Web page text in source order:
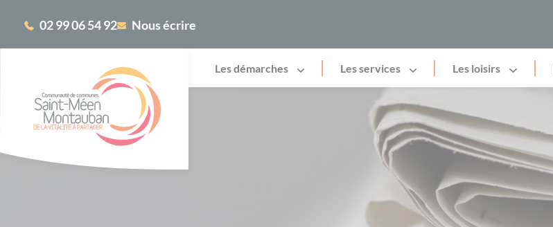
02 99 06 54 92 Nous écrire
Les démarches Les services Les loisirs